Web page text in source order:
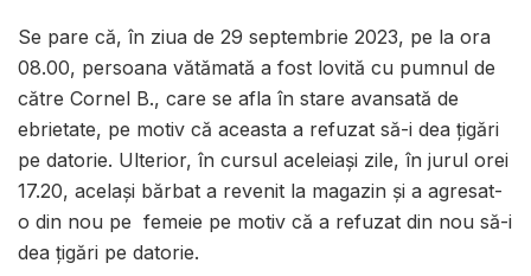
Se pare că, în ziua de 29 septembrie 2023, pe la ora
08.00, persoana vătămată a fost lovită cu pumnul de
către Cornel B., care se afla în stare avansată de
ebrietate, pe motiv că aceasta a refuzat să-i dea țigări
pe datorie. Ulterior, în cursul aceleiași zile, în jurul orei
17.20, același bărbat a revenit la magazin și a agresat-
o din nou pe femeie pe motiv că a refuzat din nou să-i
dea țigări pe datorie.